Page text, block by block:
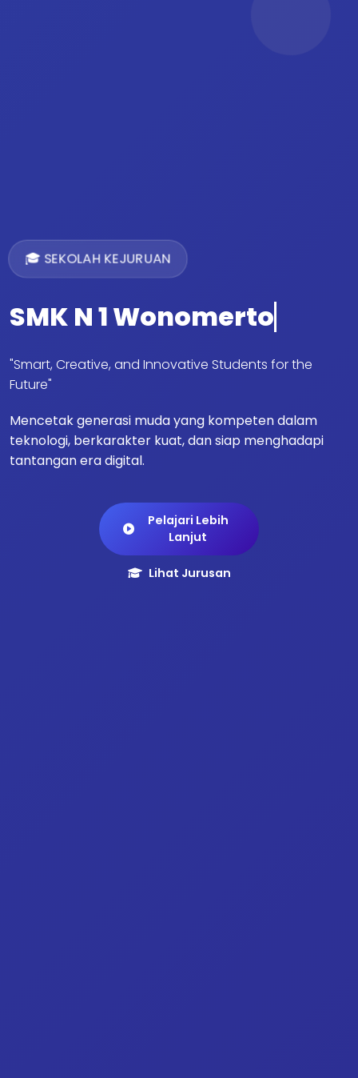
🎓 SEKOLAH KEJURUAN
SMK N 1 Wonomerto
"Smart, Creative, and Innovative Students for the
Future"
Mencetak generasi muda yang kompeten dalam
teknologi, berkarakter kuat, dan siap menghadapi
tantangan era digital.
Pelajari Lebih
Lanjut
Lihat Jurusan